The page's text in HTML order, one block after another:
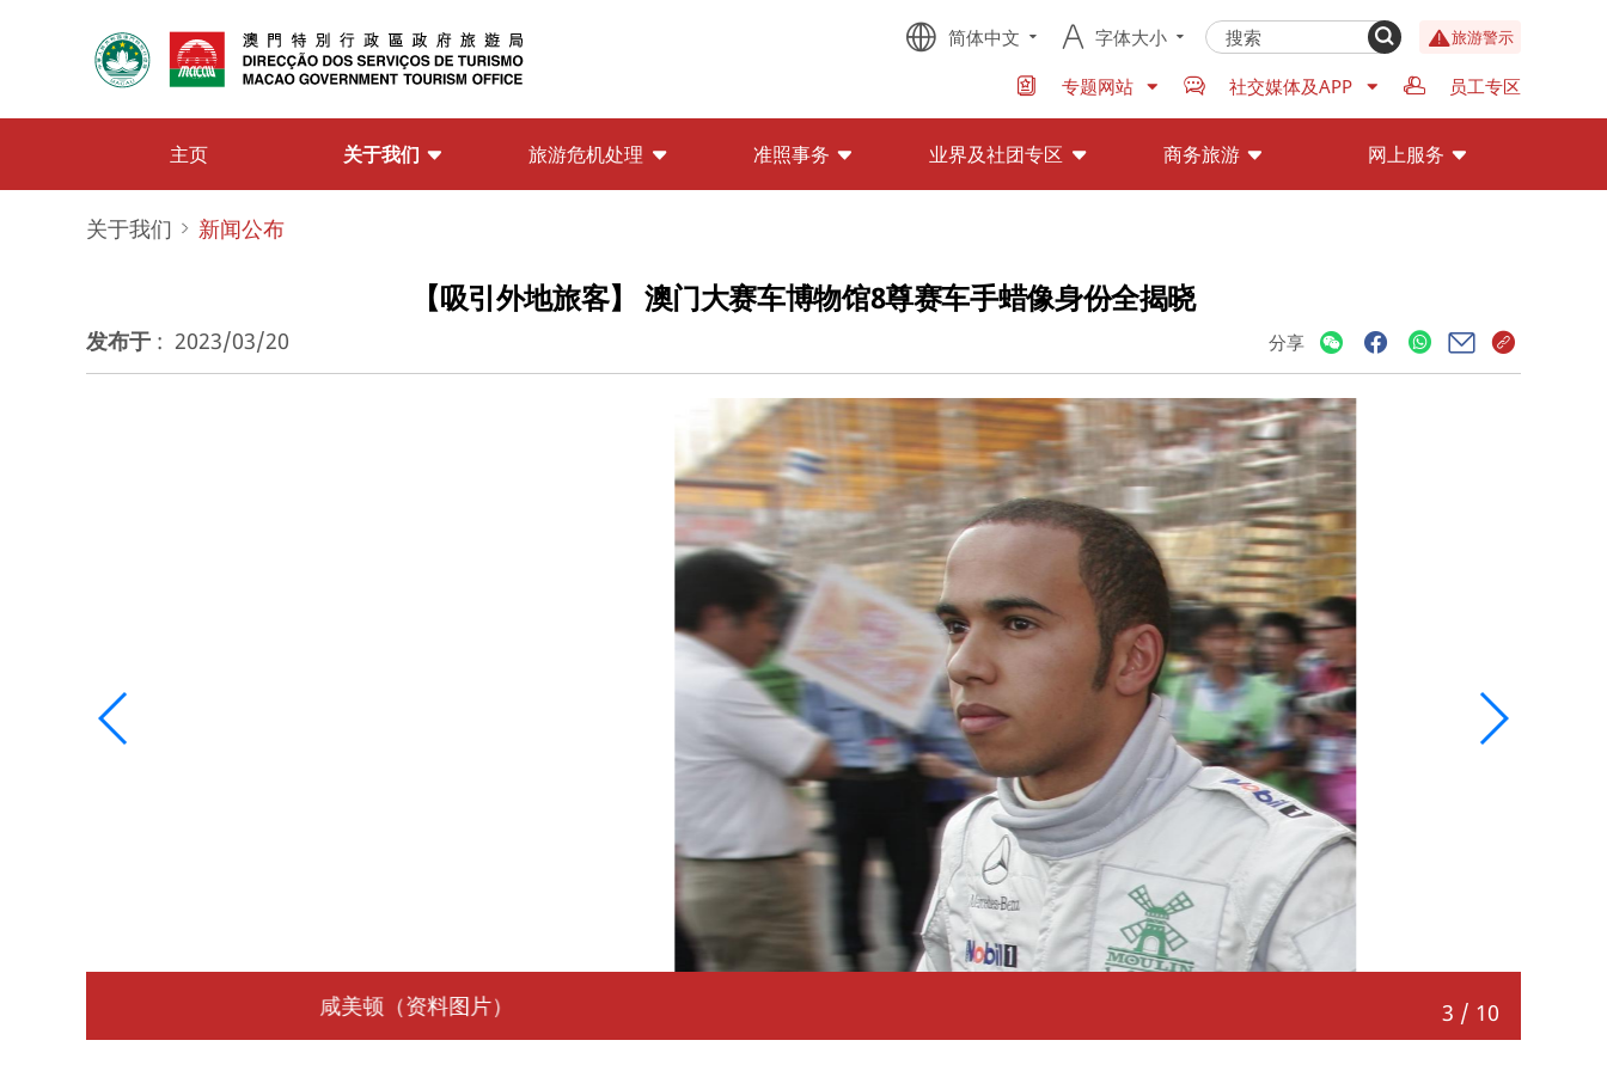
简体中文 字体大小 旅游警示
专题网站 社交媒体及APP 员工专区
主页 关于我们 旅游危机处理 准照事务 业界及社团专区 商务旅游 网上服务
关于我们 新闻公布
【吸引外地旅客】 澳门大赛车博物馆8尊赛车手蜡像身份全揭晓
发布于 : 2023/03/20 分享
3 / 10